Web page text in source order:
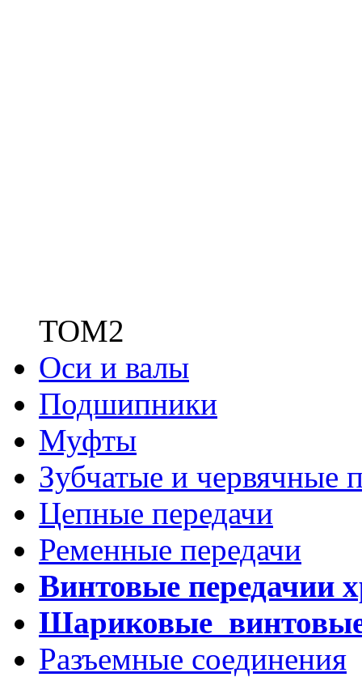
ТОМ2
Оси и валы
Подшипники
Муфты
Зубчатые и червячные
Цепные передачи
Ременные передачи
Винтовые передачии
Шариковые
Разъемные соединения